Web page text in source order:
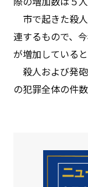
市で起きた殺
連するもので、
が増加している
殺人および発
の犯罪全体の件